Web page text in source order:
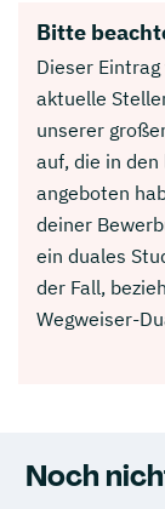
Bitte
Dieser
aktuelle
unserer
auf, die in
angeboten
deiner
ein duales
der Fall,
Wegweiser-
Noch